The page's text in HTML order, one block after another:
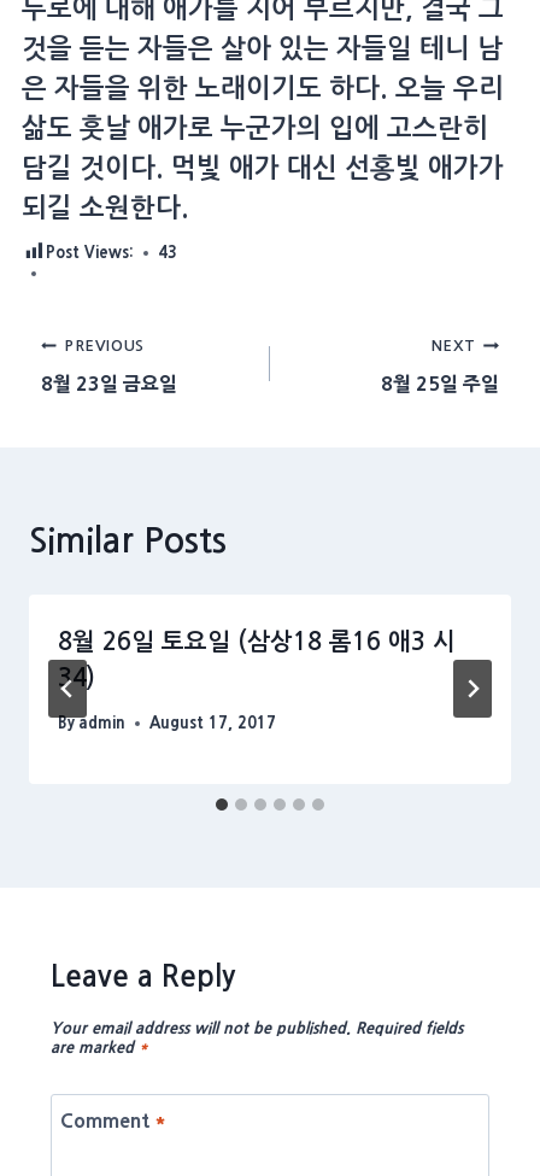
두로에 대해 애가를 지어 부르지만, 결국 그
것을 듣는 자들은 살아 있는 자들일 테니 남
은 자들을 위한 노래이기도 하다. 오늘 우리
삶도 훗날 애가로 누군가의 입에 고스란히
담길 것이다. 먹빛 애가 대신 선홍빛 애가가
되길 소원한다.
Post Views: 43
Post
navigation
PREVIOUS
8월 23일 금요일
NEXT
8월 25일 주일
Similar Posts
8월 26일 토요일 (삼상18 롬16 애3 시
34)
By admin August 17, 2017
Leave a Reply
Your email address will not be published. Required fields
are marked *
Comment *